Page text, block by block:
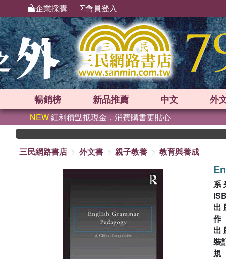
企業採購 會員登入
暢銷榜 新品推薦 中文 外
NEW紅利積點抵現金，消費購書更貼心
三民網路書店
外文書 親子教養 教育與養成
系
出
出
裝